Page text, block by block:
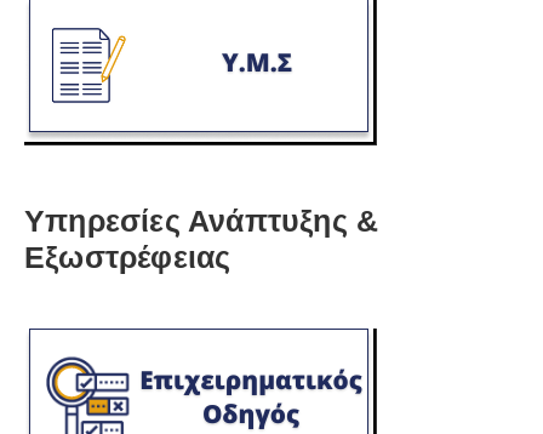
Υπηρεσίες Ανάπτυξης &
Εξωστρέφειας